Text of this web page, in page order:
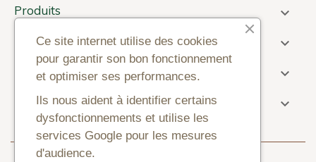
Produits 
Informations 
Paiement 
Information sur la boutique 
Ce site internet utilise des cookies
pour garantir son bon fonctionnement
et optimiser ses performances.
Ils nous aident à identifier certains
dysfonctionnements et utilise les
services Google pour les mesures
d'audience.